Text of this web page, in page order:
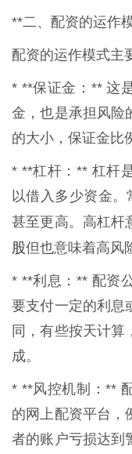
**二、配资的运作
配资的运作模式主
* **保证金：** 这
金，也是承担风险
的大小，保证金比
* **杠杆：** 杠杆
以借入多少资金
甚至更高。高杠杆
股但也意味着高风
* **利息：** 配资
要支付一定的利息
同，有些按天计
成。
* **风控机制：**
的网上配资平台，
者的账户亏损达到